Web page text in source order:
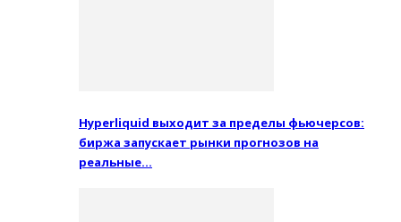
Hyperliquid выходит за пределы фьючерсов:
биржа запускает рынки прогнозов на
реальные…